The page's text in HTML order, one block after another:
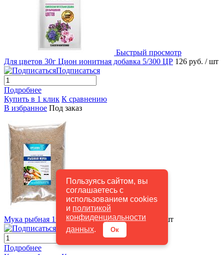
Пользуясь сайтом, вы
соглашаетесь с
использованием cookies
и политикой
конфиденциальности
данных. Ок
Быстрый просмотр
Для цветов 30г Цион ионитная добавка 5/300 ЦР 126 руб. / шт
Подписаться
Подробнее
Купить в 1 клик К сравнению
В избранное Под заказ
Быстрый просмотр
Мука рыбная 1кг Органик+ 4/8 Онк 299 руб.
/ шт
Подписаться
Подробнее